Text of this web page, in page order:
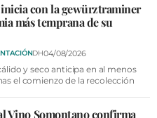
inicia con la gewürztraminer
más temprana de su
DH04/08/2026
y seco anticipa en al menos
el comienzo de la recolección
Vino Somontano confirma